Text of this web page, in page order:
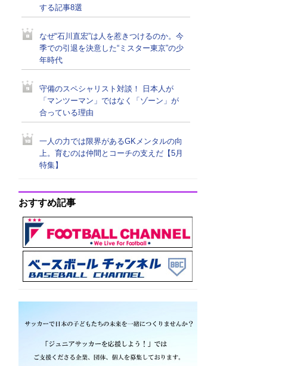
する記事8選
なぜ“石川直宏”は人を惹きつけるのか。今
季での引退を決意した“ミスター東京”の少
年時代
守備のスペシャリスト対談！ 日本人が
「マンツーマン」ではなく「ゾーン」が
合っている理由
一人の力では限界があるGKメンタルの向
上。育むのは仲間とコーチの支えだ【5月
特集】
おすすめ記事